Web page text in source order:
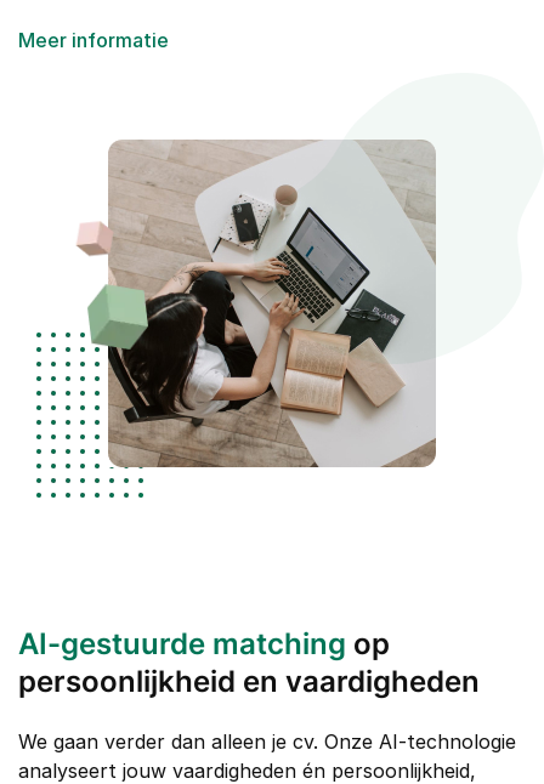
Meer informatie
AI-gestuurde matching op
persoonlijkheid en vaardigheden
We gaan verder dan alleen je cv. Onze AI-technologie
analyseert jouw vaardigheden én persoonlijkheid,